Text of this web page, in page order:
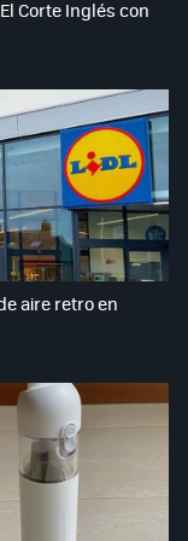
Corte Inglés con
aire retro en